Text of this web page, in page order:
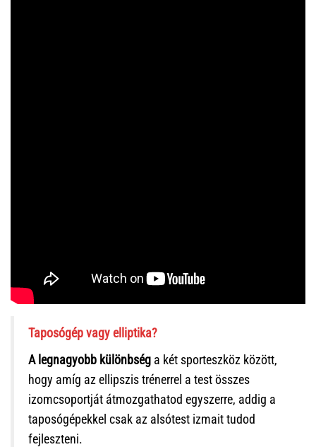
Taposógép vagy elliptika?
A legnagyobb különbség a két sporteszköz között,
hogy amíg az ellipszis trénerrel a test összes
izomcsoportját átmozgathatod egyszerre, addig a
taposógépekkel csak az alsótest izmait tudod
fejleszteni.